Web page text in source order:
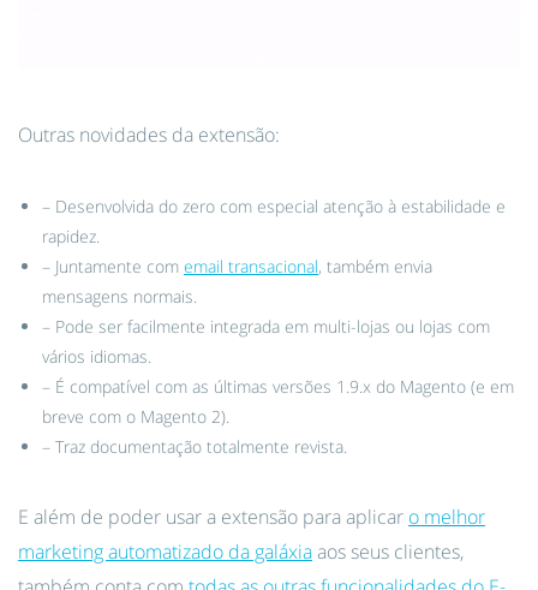
Outras novidades da extensão:
– Desenvolvida do zero com especial atenção à estabilidade e
rapidez.
– Juntamente com email transacional, também envia
mensagens normais.
– Pode ser facilmente integrada em multi-lojas ou lojas com
vários idiomas.
– É compatível com as últimas versões 1.9.x do Magento (e em
breve com o Magento 2).
– Traz documentação totalmente revista.
E além de poder usar a extensão para aplicar o melhor
marketing automatizado da galáxiaaos seus clientes,